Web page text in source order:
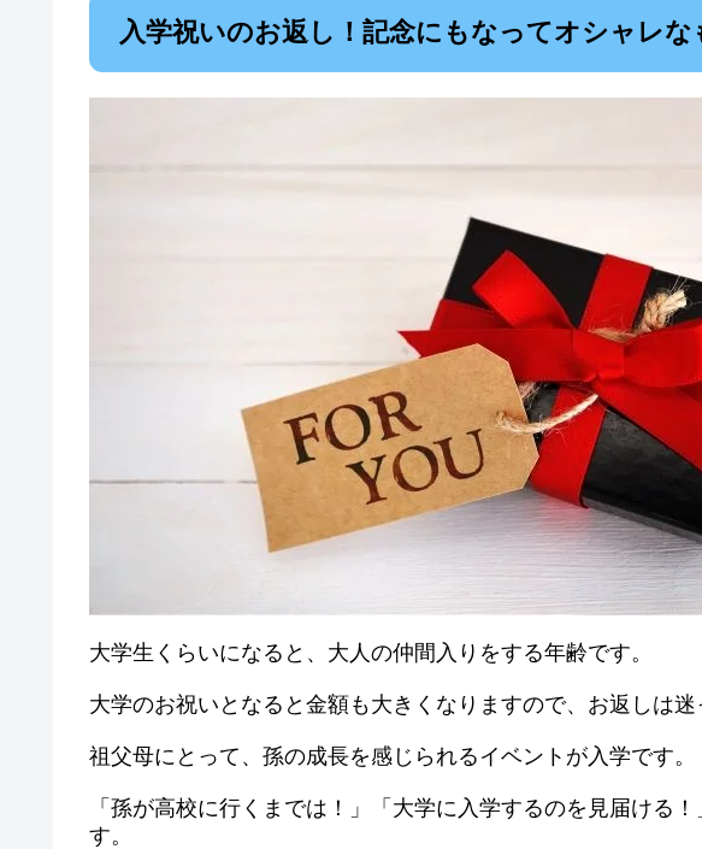
入学祝いのお返し！記念にもなってオシャレな
大学生くらいになると、大人の仲間入りをする年齢です。
大学のお祝いとなると金額も大きくなりますので、お返しは迷
祖父母にとって、孫の成長を感じられるイベントが入学です。
「孫が高校に行くまでは！」「大学に入学するのを見届ける
す。